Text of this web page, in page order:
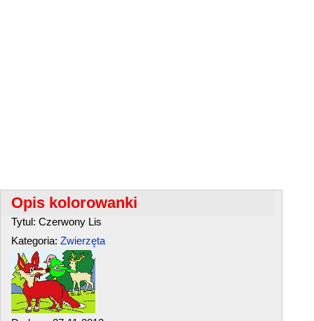
Opis kolorowanki
Tytul: Czerwony Lis
Kategoria: Zwierzęta